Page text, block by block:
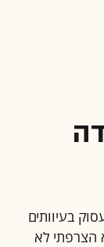
בעיוותים
הצרפתי לא